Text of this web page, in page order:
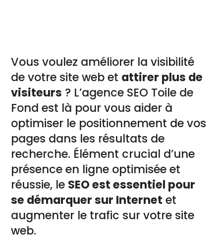
Vous voulez améliorer la visibilité
de votre site web et attirer plus de
visiteurs ? L’agence SEO Toile de
Fond est là pour vous aider à
optimiser le positionnement de vos
pages dans les résultats de
recherche. Élément crucial d’une
présence en ligne optimisée et
réussie, le SEO est essentiel pour
se démarquer sur Internet et
augmenter le trafic sur votre site
web.